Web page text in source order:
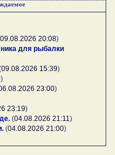
09.08.2026 20:08)
для рыбалки
09.08.2026 15:39)
)
23:00)
23:19)
(04.08.2026 21:11)
(04.08.2026 21:00)